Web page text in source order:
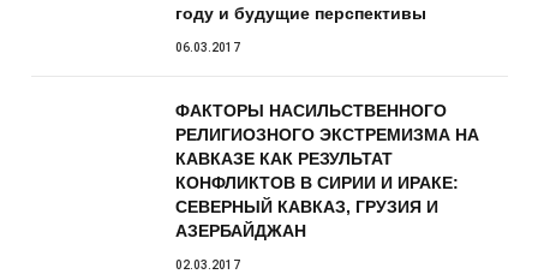
году и будущие перспективы
06.03.2017
ФАКТОРЫ НАСИЛЬСТВЕННОГО
РЕЛИГИОЗНОГО ЭКСТРЕМИЗМА НА
КАВКАЗЕ КАК РЕЗУЛЬТАТ
КОНФЛИКТОВ В СИРИИ И ИРАКЕ:
СЕВЕРНЫЙ КАВКАЗ, ГРУЗИЯ И
АЗЕРБАЙДЖАН
02.03.2017